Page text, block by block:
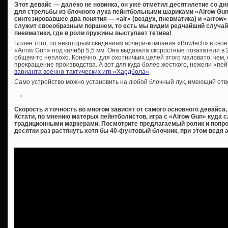
Этот девайс — далеко не новинка, он уже отметил десятилетие со
для стрельбы из блочного лука пейнтбольными шариками «Airow
синтезировавшее два понятия — «air» (воздух, пневматика) и
служит своеобразным поршнем, то есть мы видим редчайший
пневматики, где в роли пружины выступает тетива!
Более того, по некоторым сведениям арчери-компания «Bowtech» в
«Airow Gun» под калибр 5,5 мм. Она выдавала скоростные показатели в
общем-то неплохо. Конечно, для охотничьих целей этого маловато, чем,
прекращение производства. А вот для куда более жесткого, нежели
варианта военно-тактических игр «Хардбола»
Само устройство можно установить на любой блочный лук, имеющий
Скорость и точность во многом зависят от самого основного
Кстати, по мнению матерых пейнтболистов, игра с «Airow Gun»
традиционными маркерами. Посмотрите предлагаемый ролик и
десятки раз растянуть хотя бы 40-фунтовый блочник, при этом ведя